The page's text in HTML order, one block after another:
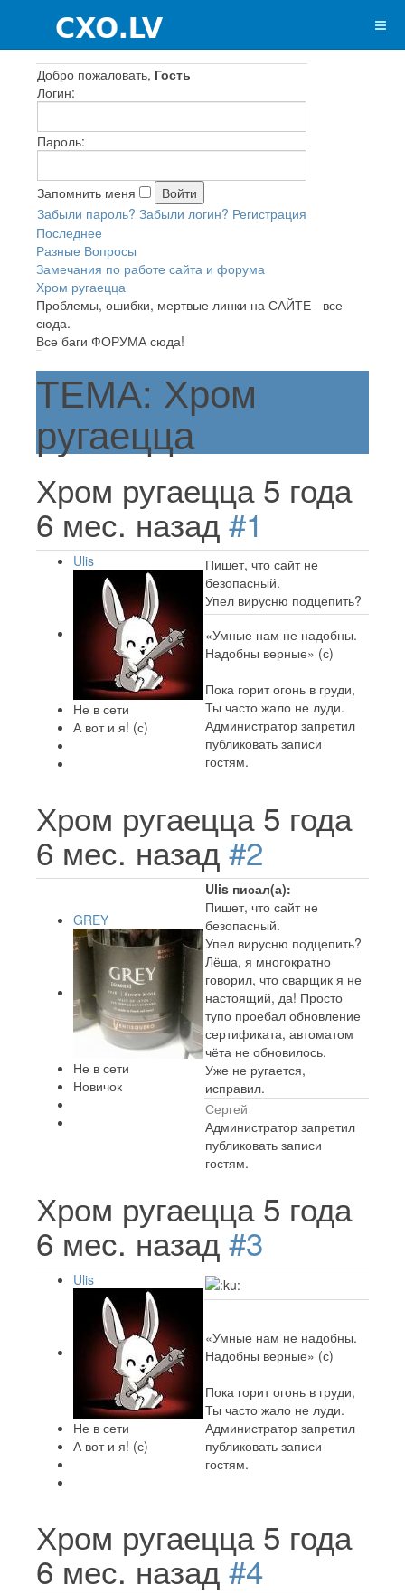
Добро пожаловать, Гость
Логин:
Пароль:
Запомнить меня
Забыли пароль? Забыли логин? Регистрация
Последнее
Разные Вопросы
Замечания по работе сайта и форума
Хром ругаецца
Проблемы, ошибки, мертвые линки на САЙТЕ - все
сюда.
Все баги ФОРУМА сюда!
ТЕМА: Хром
ругаецца
Хром ругаецца 5 года
6 мес. назад #1
Ulis
Не в сети
А вот и я! (с)
Пишет, что сайт не
безопасный.
Упел вирусню подцепить?
«Умные нам не надобны.
Надобны верные» (с)
Пока горит огонь в груди,
Ты часто жало не луди.
Администратор запретил
публиковать записи
гостям.
Хром ругаецца 5 года
6 мес. назад #2
GREY
Не в сети
Новичок
Ulis писал(а):
Пишет, что сайт не
безопасный.
Упел вирусню подцепить?
Лёша, я многократно
говорил, что сварщик я не
настоящий, да! Просто
тупо проебал обновление
сертификата, автоматом
чёта не обновилось.
Уже не ругается,
исправил.
Сергей
Администратор запретил
публиковать записи
гостям.
Хром ругаецца 5 года
6 мес. назад #3
Ulis
Не в сети
А вот и я! (с)
«Умные нам не надобны.
Надобны верные» (с)
Пока горит огонь в груди,
Ты часто жало не луди.
Администратор запретил
публиковать записи
гостям.
Хром ругаецца 5 года
6 мес. назад #4